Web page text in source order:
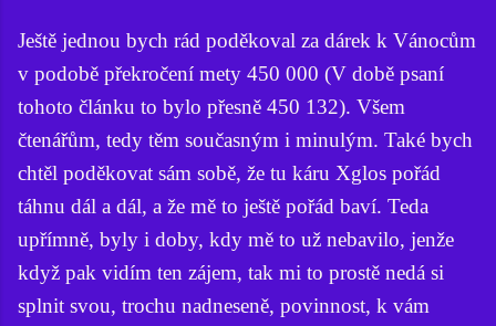
Ještě jednou bych rád poděkoval za dárek k Vánocům
v podobě překročení mety 450 000 (V době psaní
tohoto článku to bylo přesně 450 132). Všem
čtenářům, tedy těm současným i minulým. Také bych
chtěl poděkovat sám sobě, že tu káru Xglos pořád
táhnu dál a dál, a že mě to ještě pořád baví. Teda
upřímně, byly i doby, kdy mě to už nebavilo, jenže
když pak vidím ten zájem, tak mi to prostě nedá si
splnit svou, trochu nadneseně, povinnost, k vám